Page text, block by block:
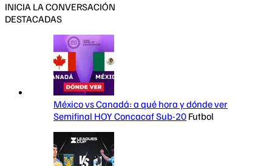
INICIA LA CONVERSACIÓN
DESTACADAS
México vs Canadá: a qué hora y dónde ver
Semifinal HOY Concacaf Sub-20 Futbol